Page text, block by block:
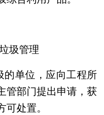
圾管理
单位，应向工程所
管部门提出申请，获
处置。